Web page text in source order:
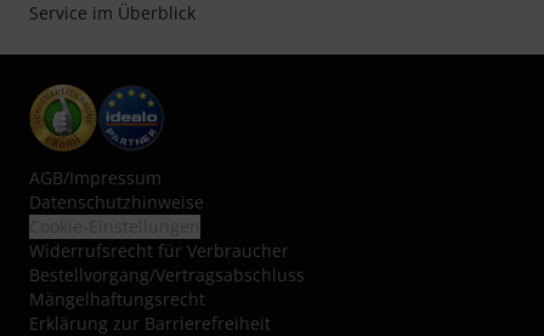
Service im Überblick
AGB/Impressum
Datenschutzhinweise
Widerrufsrecht für Verbraucher
Bestellvorgang/Vertragsabschluss
Mängelhaftungsrecht
Erklärung zur Barrierefreiheit